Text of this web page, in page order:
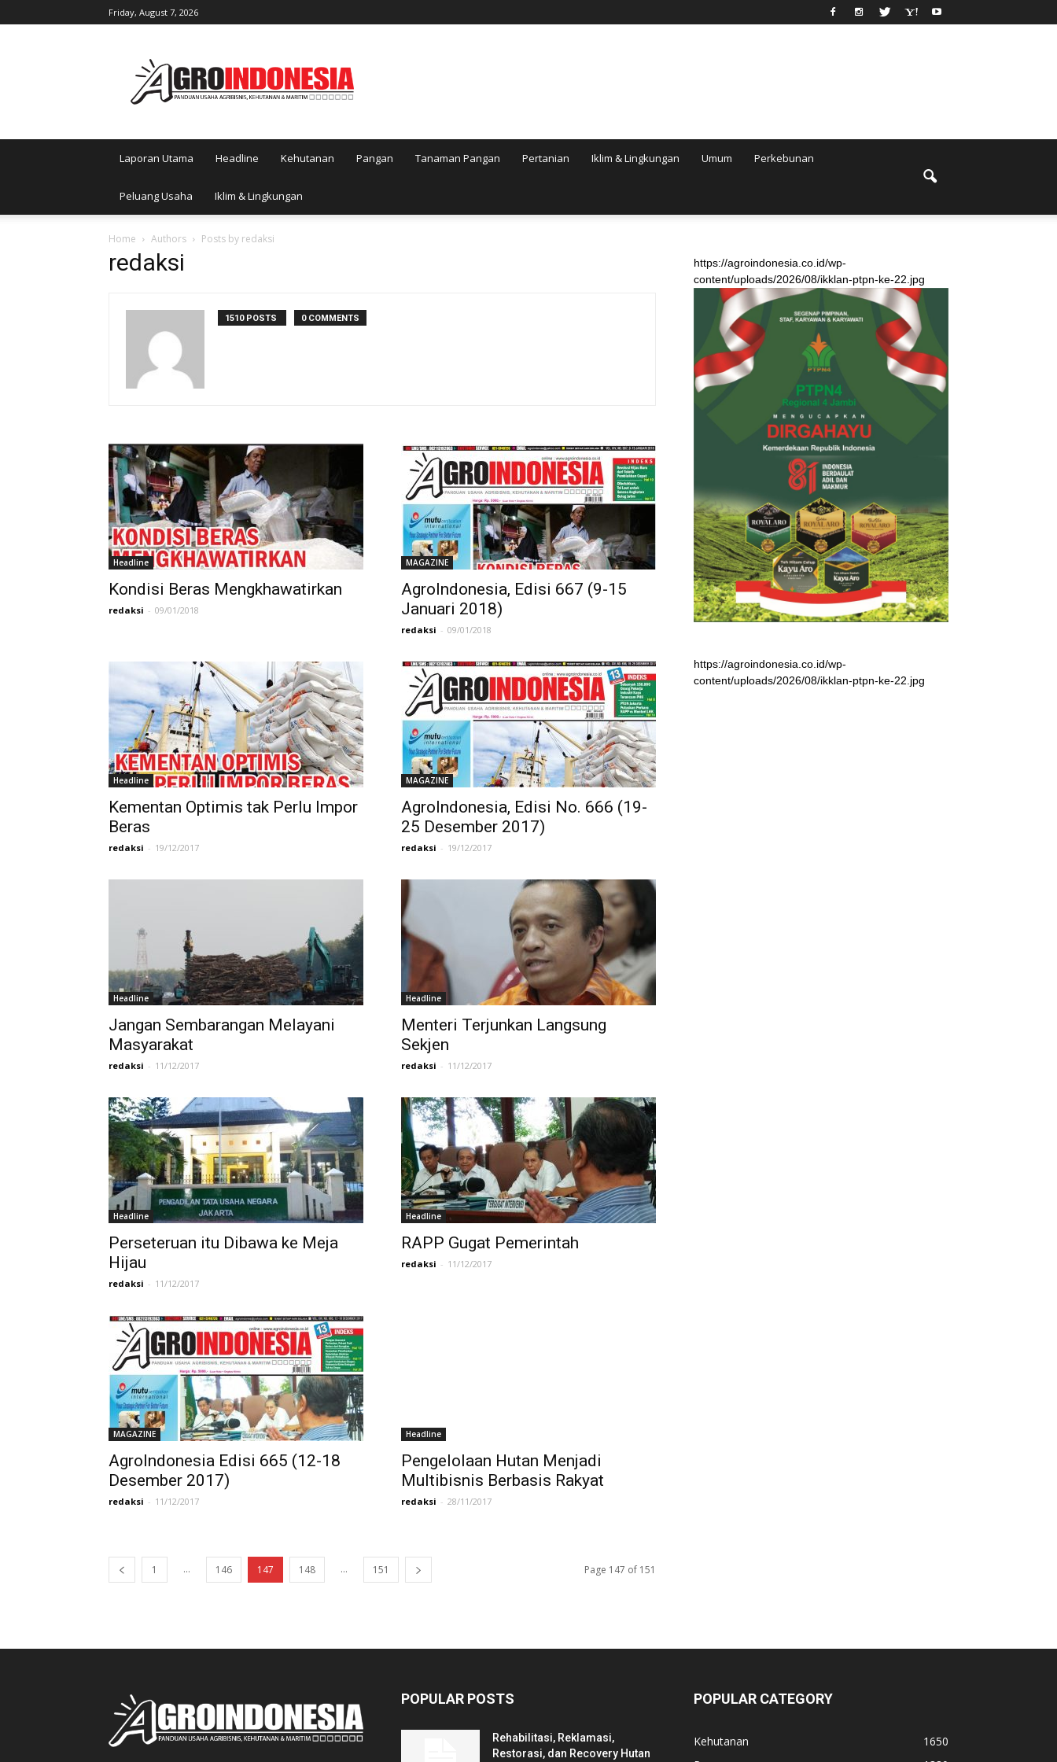
Friday, August 7, 2026
Laporan Utama Headline Kehutanan Pangan Tanaman Pangan Pertanian Iklim & Lingkungan Umum Perkebunan
Peluang Usaha Iklim & Lingkungan
Home Authors Posts by redaksi
redaksi
1510 POSTS 0 COMMENTS
Headline
Kondisi Beras Mengkhawatirkan
redaksi - 09/01/2018
MAGAZINE
AgroIndonesia, Edisi 667 (9-15
Januari 2018)
redaksi - 09/01/2018
Headline
Kementan Optimis tak Perlu Impor
Beras
redaksi - 19/12/2017
MAGAZINE
AgroIndonesia, Edisi No. 666 (19-
25 Desember 2017)
redaksi - 19/12/2017
Headline
Jangan Sembarangan Melayani
Masyarakat
redaksi - 11/12/2017
Headline
Menteri Terjunkan Langsung
Sekjen
redaksi - 11/12/2017
Headline
Perseteruan itu Dibawa ke Meja
Hijau
redaksi - 11/12/2017
Headline
RAPP Gugat Pemerintah
redaksi - 11/12/2017
MAGAZINE
AgroIndonesia Edisi 665 (12-18
Desember 2017)
redaksi - 11/12/2017
Headline
Pengelolaan Hutan Menjadi
Multibisnis Berbasis Rakyat
redaksi - 28/11/2017
1 ... 146 147 148 ... 151 Page 147 of 151
https://agroindonesia.co.id/wp-
content/uploads/2026/08/ikklan-ptpn-ke-22.jpg
https://agroindonesia.co.id/wp-
content/uploads/2026/08/ikklan-ptpn-ke-22.jpg
POPULAR POSTS
Rehabilitasi, Reklamasi,
Restorasi, dan Recovery Hutan
POPULAR CATEGORY
Kehutanan
1650